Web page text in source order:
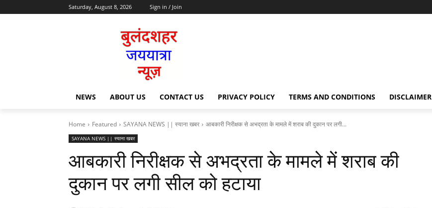
Saturday, August 8, 2026 Sign in / Join
NEWS ABOUT US CONTACT US PRIVACY POLICY TERMS AND CONDITIONS DISCLAIMER
Home Featured SAYANA NEWS || स्याना खबर आबकारी निरीक्षक से अभद्रता के मामले में शराब की दुकान पर लगी...
SAYANA NEWS || स्याना खबर
आबकारी निरीक्षक से अभद्रता के मामले में शराब की
दुकान पर लगी सील को हटाया